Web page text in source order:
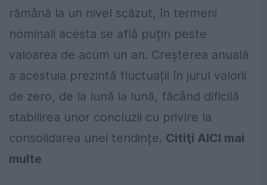
rămână la un nivel scăzut, în termeni
nominali acesta se află puțin peste
valoarea de acum un an. Creșterea anuală
a acestuia prezintă fluctuații în jurul valorii
de zero, de la lună la lună, făcând dificilă
stabilirea unor concluzii cu privire la
consolidarea unei tendințe. Citiţi AICI mai
multe